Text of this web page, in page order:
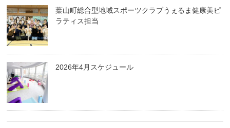
葉山町総合型地域スポーツクラブうぇるま健康美ピ
ラティス担当
2026年4月スケジュール